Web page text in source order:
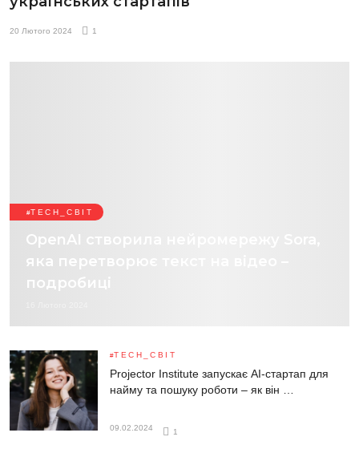
20 Лютого 2024 1
TECH_СВІТ
OpenAI створила нейромережу Sora,
яка перетворює текст на відео –
подробиці
TECH_СВІТ
Projector Institute запускає AI-стартап для
найму та пошуку роботи – як він …
09.02.2024
1